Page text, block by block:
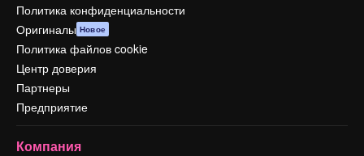
Политика конфиденциальности
Оригиналы Новое
Политика файлов cookie
Центр доверия
Партнеры
Предприятие
Компания